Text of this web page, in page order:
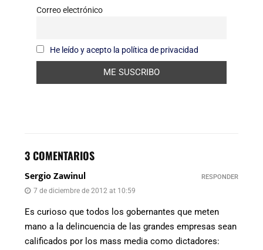
Correo electrónico
He leído y acepto la política de privacidad
3 COMENTARIOS
Sergio Zawinul
7 de diciembre de 2012 at 10:59
Es curioso que todos los gobernantes que meten
mano a la delincuencia de las grandes empresas sean
calificados por los mass media como dictadores:
RESPONDER